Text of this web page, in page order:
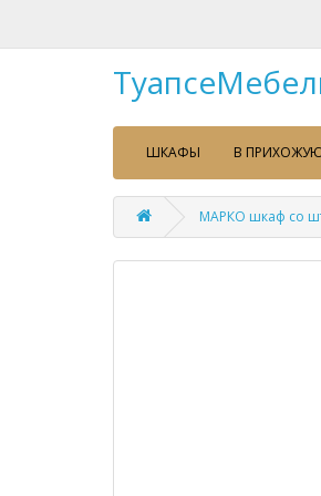
ШКАФЫ В
МАРКО шкаф со